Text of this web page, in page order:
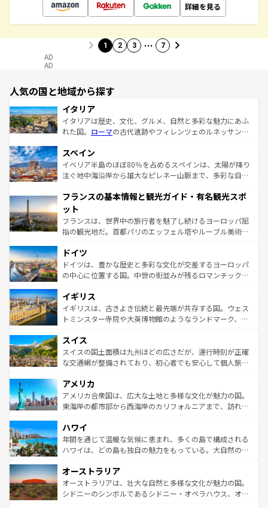
詳細を見る
1 2 3 … 7
AD
AD
人気の国と地域から探す
イタリア
イタリアは歴史、文化、グルメ、自然と多彩な魅力にあふ
れた国。 ローマの古代遺跡やフィレンツェのルネッサンス
ろん、トスカーナの美しい田園風景やアマルフィ海岸の絶
景など、自然景観も見逃せない。観光の合間には、本場の
ピザやパスタなど、絶品のイタリア料理を堪能することも
ませてくれるイタリアで、忘れられない旅をしてみよう！
なお、新着のイタリア情報は
しい。
スペイン
イベリア半島のほぼ80％を占めるスペインは、太陽が降り
注ぐ地中海沿岸から雄大なピレネー山脈まで、多彩な自然
文化が根付くこの国では、情熱的なフラメンコ、熱気あふ
れる闘牛、そして美味しいタパスが生活の一部となってい
る。首都マドリードの洗練された雰囲気や、バルセロナの
アートに溢れた街角から、地方では古代ローマ遺跡や中世
せる。地方によって風土や気候が異なるスペインはその個
性で訪れる人を魅了する。 なお、新着のスペイン情報は コ
ンテンツ一覧を参照してほしい。
フランスの基本情報と観光ガイド・有名観光スポ
ット
フランスは、世界中の旅行者を魅了し続けるヨーロッパ屈
指の観光地だ。首都パリのエッフェル塔やルーブル美術館
で、幅広い魅力が詰まっている。華麗な宮殿、歴史的な大
聖堂、美しいビーチ、そして豊かな自然が、訪れる者を心
から魅了する。また、フランスは美食の国としても知ら
いる。シャンパンの発祥地であるランス、プロヴァンスの
香り高いラベンダー畑など、多彩な楽しみ方が可能だ。さ
らに、パリ以外の地域にも魅力が溢れており、どの街角に
れる地方に足を運ぶとそれぞれで全く異なる文化を体験で
きるだろう。 なお、新着のフランス情報はコンテンツ一覧
を参照してほしい。
ドイツ
ドイツは、豊かな歴史と多彩な文化が交差するヨーロッパ
の中心に位置する国。中世の街並みが残るロマンチック街
顔を持つこの国は、どこを歩いても飽きることがない。ベ
ルリンの文化的活気、バイエルン州のアルプスの絶景、そ
してライン川沿いのワイン畑といった風景は必見。ビール
は、お酒好きな人にはぜひ体験してほしい。 なお、新着の
ドイツ情報はコンテンツ一覧を参照してほしい。
イギリス
イギリスは、古きよき伝統と最先端が共存する国。ウェス
トミンスター寺院や大英博物館のようなランドマーク、歴
リアごとに異なる魅力がある。また、優雅なアフタヌーン
ティー、ビール好きにはたまらない英国パブ、サッカー観
戦など、本場だからこそできる体験も豊富。イギリスを旅
ンツ一覧を参照してほしい。
スイス
スイスの国土面積は九州ほどの広さだが、運行時刻が正確
な交通網が整備されており、初心者でも安心して個人旅行
の建物がそのまま残る町や、スイスならではのユニークな
博物館もあり、アルプス観光だけでなく町歩きも満喫する
ことができる。国民の所得が高いため物価も高いが、旅行
ば市内交通費無料で観光を楽しむこともできる。 なお、新
着のスイス情報はコンテンツ一覧 を参照してほしい。
アメリカ
アメリカ合衆国は、広大な土地と多様な文化が魅力の国。
東海岸の都市部から西海岸のカリフォルニアまで、訪れる
のような巨大都市は、観光、ショッピング、エンターテイ
ンメントが詰まった刺激的なスポットだ。一方、アメリカ
西部には大自然が広がり、グランドキャニオンやイエロー
部のニューオーリンズでは、音楽と美食が融合した独特の
文化が魅力。旅行者はアメリカの各地域で異なる魅力を楽
しみながら、その多様性と豊かな歴史を感じることができ
ハワイ
年間を通じて温暖な気候に恵まれ、多くの島で構成される
ハワイは、どの島も独自の魅力をもっている。大自然の神
ワイ島は見逃せない。また、定番の観光地といえばオアフ
島だが、静かな自然を求めるならマウイ島やカウアイ島が
おすすめ。エメラルドグリーンに輝く海をはじめ、豊かな
オーストラリア
オーストラリアは、壮大な自然と多様な文化が魅力の国。
シドニーのシンボルであるシドニー・オペラハウス、オー